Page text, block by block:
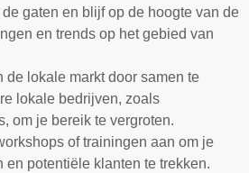
gaten en blijf op de hoogte van de
en trends op het gebied van
de lokale markt door samen te
lokale bedrijven, zoals
om je bereik te vergroten.
of trainingen aan om je
en potentiële klanten te trekken.